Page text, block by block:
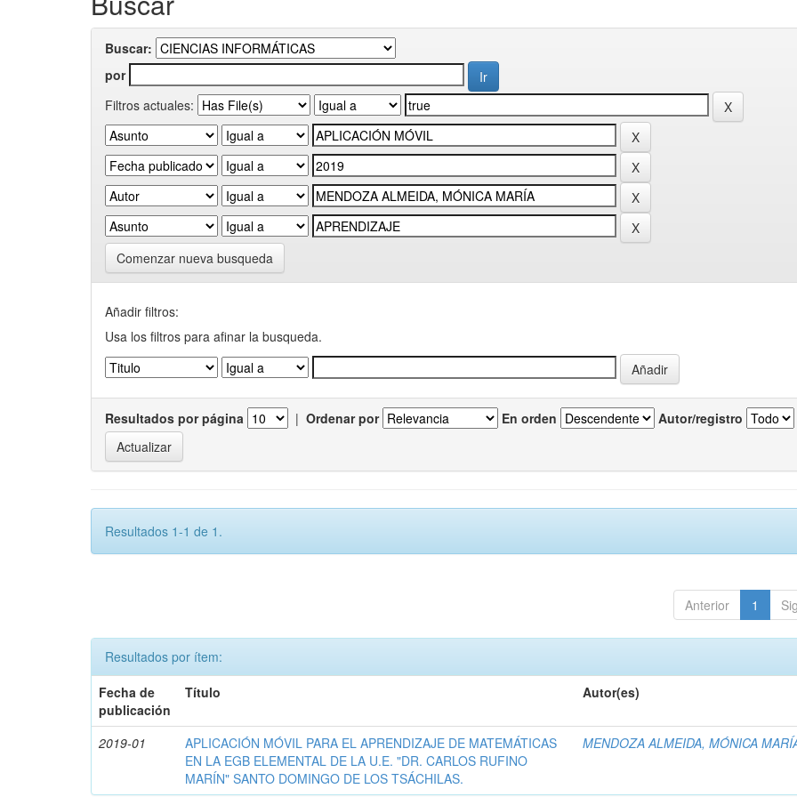
Buscar:
por
Filtros actuales:
Comenzar nueva busqueda
Añadir filtros:
Usa los filtros para afinar la busqueda.
Resultados por página | Ordenar por En orden Autor/registro
Resultados 1-1 de 1.
Anterior 1
Resultados por ítem:
Fecha de
publicación
Título Autor(es)
2019-01
APLICACIÓN MÓVIL PARA EL APRENDIZAJE DE MATEMÁTICAS
EN LA EGB ELEMENTAL DE LA U.E. "DR. CARLOS RUFINO
MARÍN" SANTO DOMINGO DE LOS TSÁCHILAS.
MENDOZA ALMEIDA, MÓNICA